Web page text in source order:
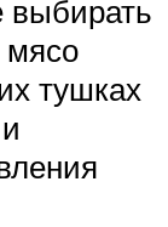
выбирать
тушках